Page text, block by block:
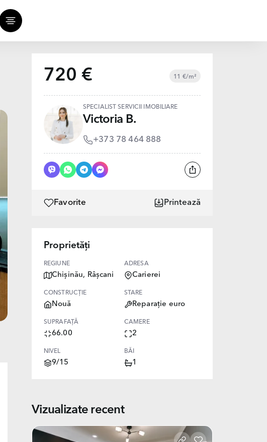
720 € 11 €/m²
SPECIALIST SERVICII IMOBILIARE
Victoria B.
+373 78 464 888
Favorite Printează
Proprietăți
REGIUNE
Chișinău, Râșcani
ADRESA
Carierei
CONSTRUCȚIE
Nouă
STARE
Reparație euro
SUPRAFAȚĂ
66.00
CAMERE
2
NIVEL
9/15
BĂI
1
Vizualizate recent